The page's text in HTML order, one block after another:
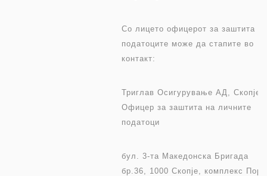
Со лицето офицерот за заштита на
податоците може да стапите во
контакт:
Триглав Осигурување АД, Скопје
Офицер за заштита на личните
податоци
бул. 3-та Македонска Бригада
бр.36, 1000 Скопје, комплекс